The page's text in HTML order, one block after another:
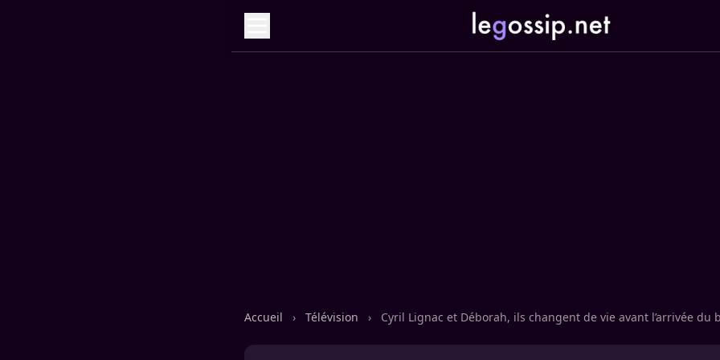
Accueil › Télévision › Cyril Lignac et Déborah, ils changent de vie avant l’arrivée du